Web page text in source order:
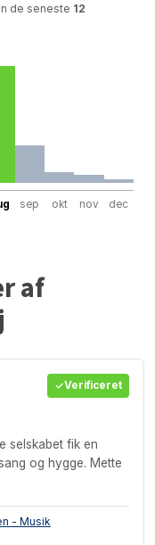
de seneste 12
sep okt nov dec
af
Verificeret
selskabet fik en
og hygge. Mette
- Musik